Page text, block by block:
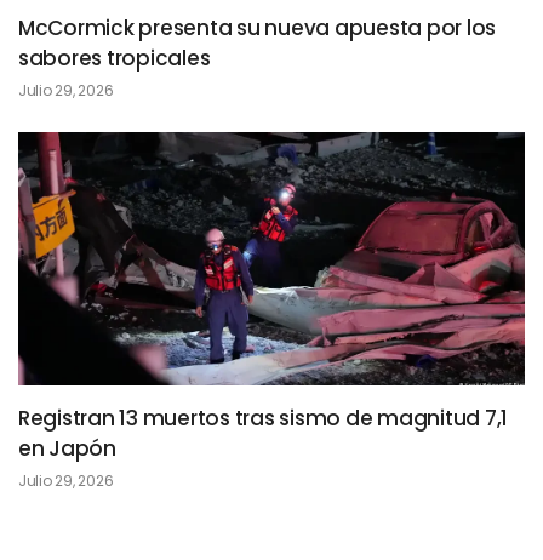
McCormick presenta su nueva apuesta por los
sabores tropicales
Julio 29, 2026
Registran 13 muertos tras sismo de magnitud 7,1
en Japón
Julio 29, 2026